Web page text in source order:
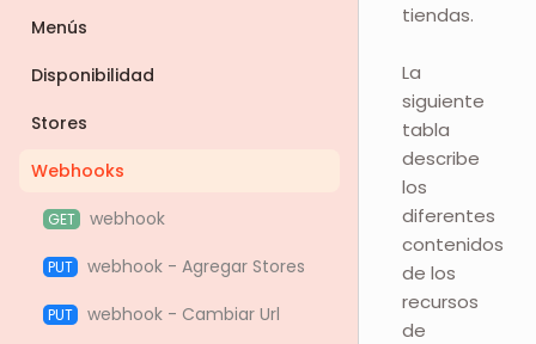
Menús
Disponibilidad
Stores
Webhooks
GET webhook
PUT webhook - Agregar Stores
PUT webhook - Cambiar Url
tiendas.
La
siguiente
tabla
describe
los
diferentes
contenidos
de los
recursos
de